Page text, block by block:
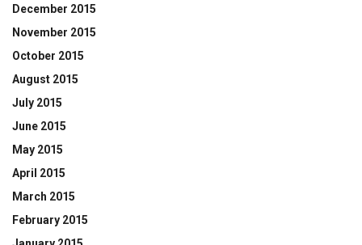
December 2015
November 2015
October 2015
August 2015
July 2015
June 2015
May 2015
April 2015
March 2015
February 2015